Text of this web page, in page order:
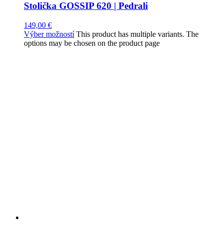
Stolička GOSSIP 620 | Pedrali
149,00 €
Výber možností This product has multiple variants. The
options may be chosen on the product page